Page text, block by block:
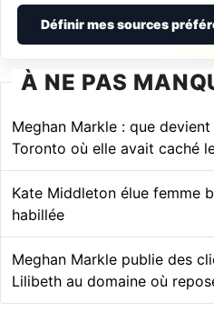
Définir mes sources
À NE PAS
Meghan Markle : que
Toronto où elle avait caché
Kate Middleton élue femme
habillée
Meghan Markle publie des
Lilibeth au domaine où